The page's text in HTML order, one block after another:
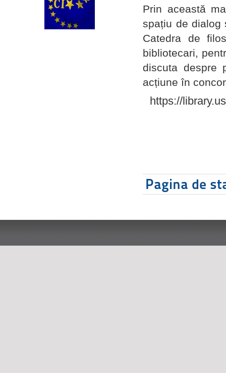
Prin această
spațiu de dialog
Catedra de
bibliotecari,
discuta despre
acțiune în
https://
Pagina de